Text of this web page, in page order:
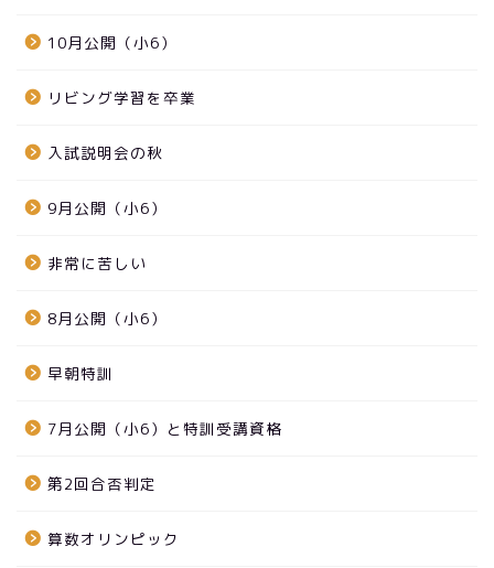
10月公開（小6）
リビング学習を卒業
入試説明会の秋
9月公開（小6）
非常に苦しい
8月公開（小6）
早朝特訓
7月公開（小6）と特訓受講資格
第2回合否判定
算数オリンピック